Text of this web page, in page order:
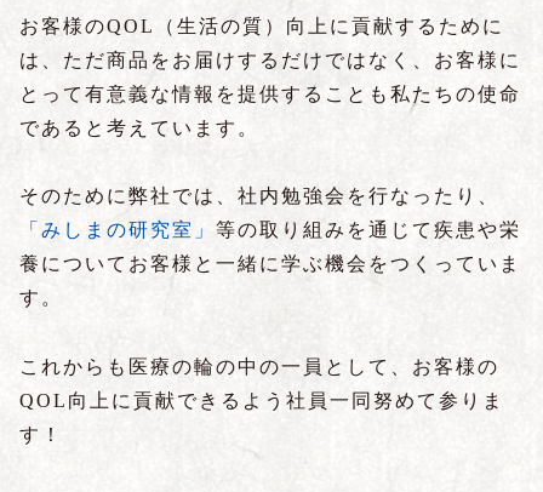
お客様のQOL（生活の質）向上に貢献するために
は、ただ商品をお届けするだけではなく、お客様に
とって有意義な情報を提供することも私たちの使命
であると考えています。
そのために弊社では、社内勉強会を行なったり、
「みしまの研究室」 等の取り組みを通じて疾患や栄
養についてお客様と一緒に学ぶ機会をつくっていま
す。
これからも医療の輪の中の一員として、お客様の
QOL向上に貢献できるよう社員一同努めて参りま
す！